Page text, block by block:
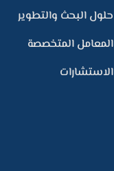
حلول البحث والتطوير
المعامل المتخصصة
الاستشارات